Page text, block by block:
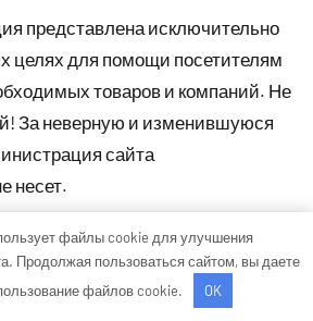
представлена исключительно
целях для помощи посетителям
товаров и компаний. Не
За неверную и изменившуюся
сайта
несет.
от ThemeZee.
файлы cookie для улучшения
Продолжая пользоваться сайтом, вы даете
файлов cookie.
OK